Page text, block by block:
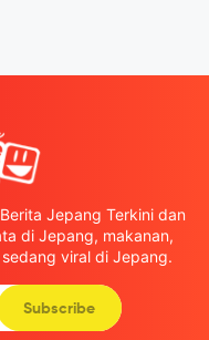
Jepang Terkini dan
di Jepang, makanan,
viral di Jepang.
Subscribe